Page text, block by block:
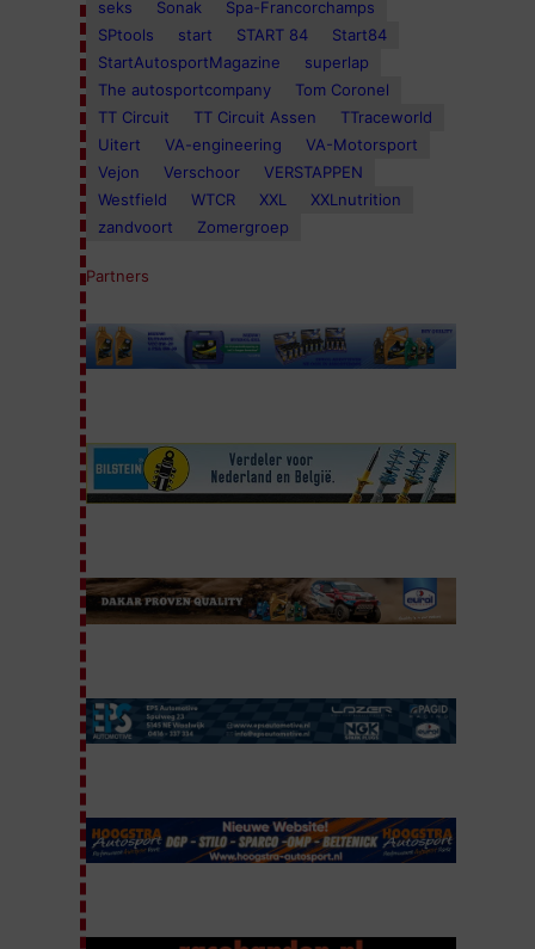
seks Sonak
Spa-Francorchamps
SPtools
start START 84
Start84
StartAutosportMagazine
superlap
The autosportcompany
Tom Coronel
TT Circuit
TT Circuit Assen
TTraceworld
Uitert
VA-engineering
VA-Motorsport
Vejon
Verschoor
VERSTAPPEN
Westfield
WTCR XXL
XXLnutrition
zandvoort
Zomergroep
Partners